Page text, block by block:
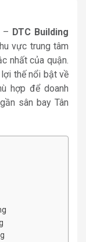
– DTC Building
vực trung tâm
nhất của quận.
thế nổi bật về
hợp để doanh
sân bay Tân